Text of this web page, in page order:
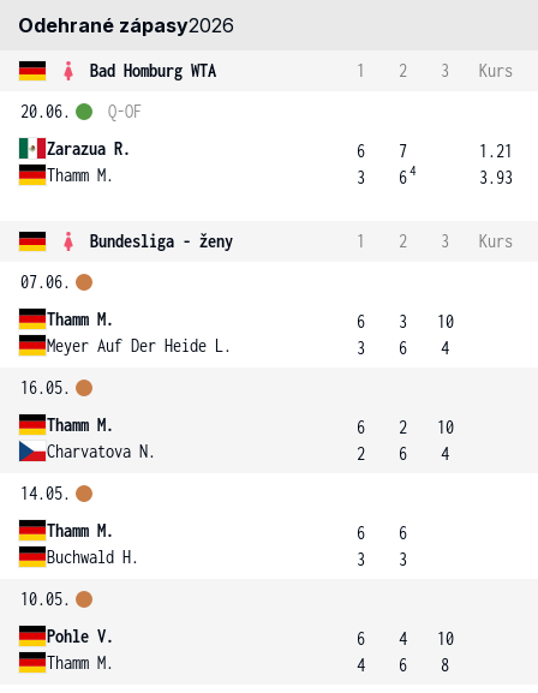
Odehrané zápasy2026
Bad Homburg WTA 1 2 3
Kurs
20.06.
Zarazua R.
Thamm M.
Q-OF
6
3
7
64
1.21
3.93
Bundesliga - ženy 1 2 3
Kurs
07.06.
Thamm M.
Meyer Auf Der Heide L.
6
3
3
6
10
4
16.05.
Thamm M.
Charvatova N.
6
2
2
6
10
4
14.05.
Thamm M.
Buchwald H.
6
3
6
3
10.05.
Pohle V.
Thamm M.
6
4
4
6
10
8